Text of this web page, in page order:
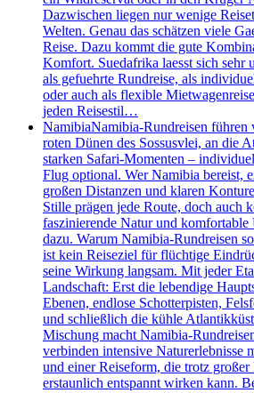
Dazwischen liegen nur wenige
Welten. Genau das schätzen viele
Reise. Dazu kommt die gute
Komfort. Suedafrika laesst sich sehr
als gefuehrte Rundreise, als
oder auch als flexible
jeden Reisestil…
NamibiaNamibia-Rundreisen führen
roten Dünen des Sossusvlei, an die
starken Safari-Momenten –
Flug optional. Wer Namibia bereist,
großen Distanzen und klaren
Stille prägen jede Route, doch auch
faszinierende Natur und komfortable
dazu. Warum Namibia-Rundreisen
ist kein Reiseziel für flüchtige
seine Wirkung langsam. Mit jeder
Landschaft: Erst die lebendige
Ebenen, endlose Schotterpisten,
und schließlich die kühle
Mischung macht Namibia-
verbinden intensive Naturerlebnisse
und einer Reiseform, die trotz großer
erstaunlich entspannt wirken kann.